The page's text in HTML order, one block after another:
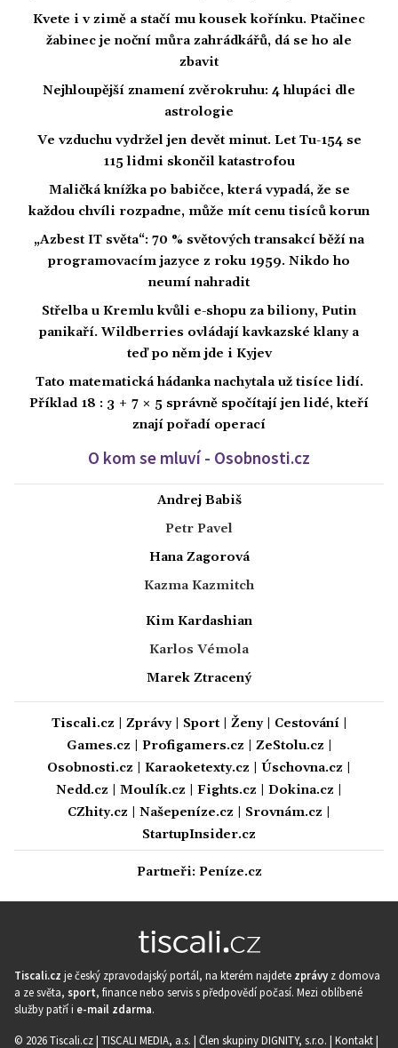
Kvete i v zimě a stačí mu kousek kořínku. Ptačinec
žabinec je noční můra zahrádkářů, dá se ho ale
zbavit
Nejhloupější znamení zvěrokruhu: 4 hlupáci dle
astrologie
Ve vzduchu vydržel jen devět minut. Let Tu-154 se
115 lidmi skončil katastrofou
Maličká knížka po babičce, která vypadá, že se
každou chvíli rozpadne, může mít cenu tisíců korun
„Azbest IT světa“: 70 % světových transakcí běží na
programovacím jazyce z roku 1959. Nikdo ho
neumí nahradit
Střelba u Kremlu kvůli e-shopu za biliony, Putin
panikaří. Wildberries ovládají kavkazské klany a
teď po něm jde i Kyjev
Tato matematická hádanka nachytala už tisíce lidí.
Příklad 18 : 3 + 7 × 5 správně spočítají jen lidé, kteří
znají pořadí operací
O kom se mluví - Osobnosti.cz
Andrej Babiš
Petr Pavel
Hana Zagorová
Kazma Kazmitch
Kim Kardashian
Karlos Vémola
Marek Ztracený
Tiscali.cz Zprávy| Sport| Ženy| Cestování|
Games.cz
Profigamers.cz ZeStolu.cz
Osobnosti.cz
Karaoketexty.cz Úschovna.cz
Nedd.cz
Moulík.cz Fights.cz Dokina.cz
CZhity.cz
Našepeníze.cz Srovnám.cz
StartupInsider.cz
Partneři: Peníze.cz
Tiscali.cz je český zpravodajský portál, na kterém najdete zprávy z domova
a ze světa, sport, finance nebo servis s předpovědí počasí. Mezi oblíbené
služby patří i e-mail zdarma.
© 2026 Tiscali.cz | TISCALI MEDIA, a.s. | Člen skupiny DIGNITY, s.r.o. | Kontakt|